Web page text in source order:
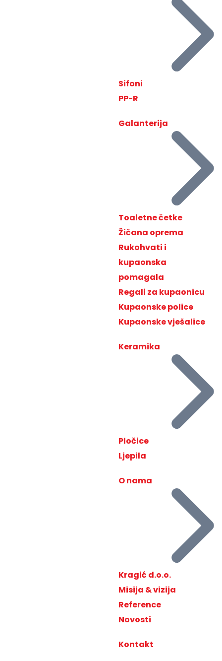
Sifoni
PP-R
Galanterija
Toaletne četke
Žičana oprema
Rukohvati i
kupaonska
pomagala
Regali za kupaonicu
Kupaonske police
Kupaonske vješalice
Keramika
Pločice
Ljepila
O nama
Kragić d.o.o.
Misija & vizija
Reference
Novosti
Kontakt